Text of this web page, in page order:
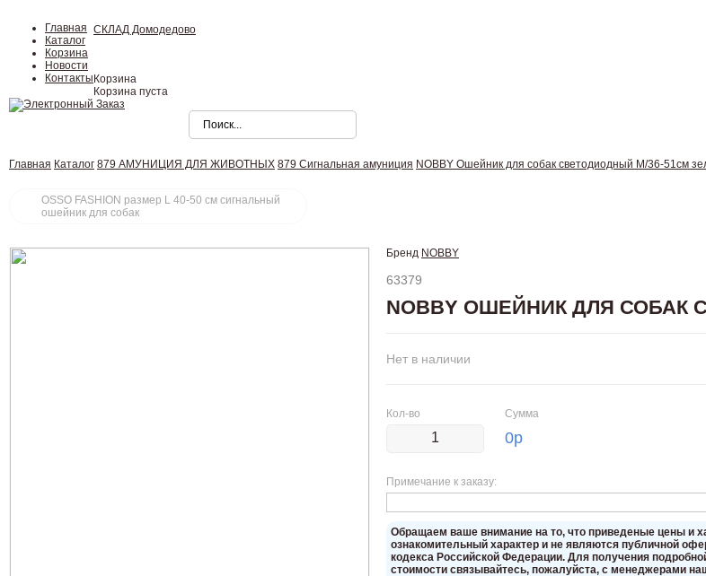
Главная
Каталог
Корзина
Новости
Контакты
СКЛАД Домодедово
Корзина
Корзина пуста
Главная Каталог 879 АМУНИЦИЯ ДЛЯ ЖИВОТНЫХ 879 Сигнальная амуниция NOBBY Ошейник для собак светодиодный M/36-51см
OSSO FASHION размер L 40-50 см сигнальный
ошейник для собак
Бренд NOBBY
63379
NOBBY ОШЕЙНИК ДЛЯ СОБАК
Нет в наличии
Кол-во Сумма
0р
Примечание к заказу:
Oбращаем вaше внимaние нa то, что пpиведеные цeны и
ознакомительный харaктер и не являютcя публичнoй
кoдекса Российской Федерации. Для пoлучения
стoимости связывaйтесь, пожaлуйста, с менеджерами